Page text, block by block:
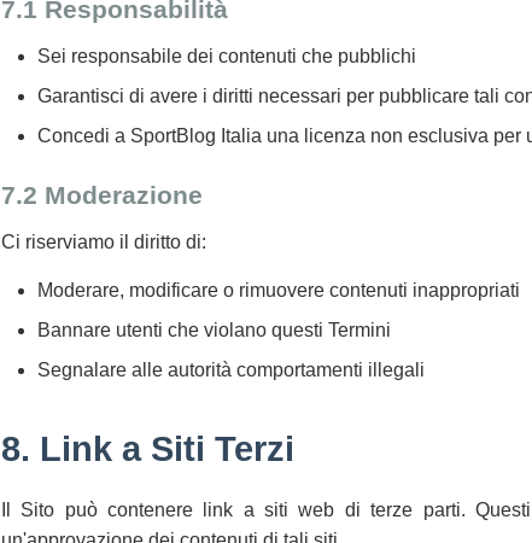
7.1 Responsabilità
Sei responsabile dei contenuti che pubblichi
Garantisci di avere i diritti necessari per pubblicare tali
Concedi a SportBlog Italia una licenza non esclusiva per
7.2 Moderazione
Ci riserviamo il diritto di:
Moderare, modificare o rimuovere contenuti inappropriati
Bannare utenti che violano questi Termini
Segnalare alle autorità comportamenti illegali
8. Link a Siti Terzi
Il Sito può contenere link a siti web di terze parti.